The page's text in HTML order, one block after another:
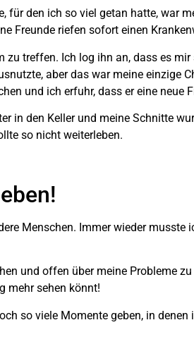
den ich so viel getan hatte, war
Freunde riefen sofort einen
treffen. Ich log ihn an, dass es
aber das war meine einzige
und ich erfuhr, dass er eine neue
in den Keller und meine Schnitte
so nicht weiterleben.
Menschen. Immer wieder musste
und offen über meine Probleme
mehr sehen könnt!
so viele Momente geben, in